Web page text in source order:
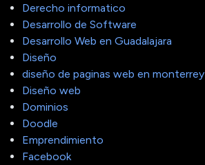
Derecho informatico
Desarrollo de Software
Desarrollo Web en Guadalajara
Diseño
diseño de paginas web en monterrey
Diseño web
Dominios
Doodle
Emprendimiento
Facebook